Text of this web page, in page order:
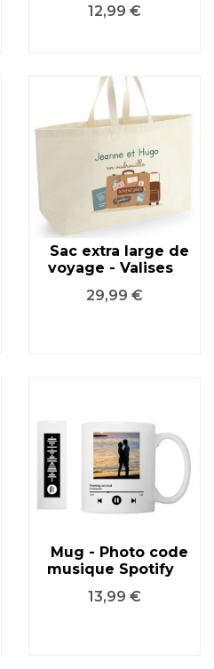
Prix
12,99 €
Sac extra large de
voyage - Valises
Prix
29,99 €
Mug - Photo code
musique Spotify
Prix
13,99 €